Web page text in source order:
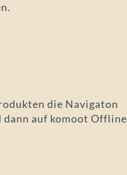
die Navigaton
dann auf komoot Offline